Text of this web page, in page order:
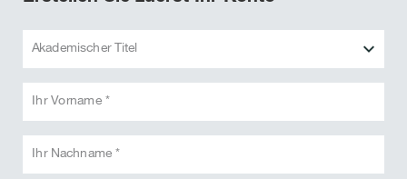
Akademischer Titel
Ihr Vorname *
Ihr Nachname *